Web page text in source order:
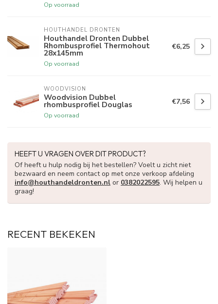
Op voorraad
HOUTHANDEL DRONTEN
Houthandel Dronten Dubbel
Rhombusprofiel Thermohout
28x145mm
Op voorraad
€6,25
WOODVISION
Woodvision Dubbel
rhombusprofiel Douglas
Op voorraad
€7,56
HEEFT U VRAGEN OVER DIT PRODUCT?
Of heeft u hulp nodig bij het bestellen? Voelt u zicht niet
bezwaard en neem contact op met onze verkoop afdeling
info@houthandeldronten.nl or 0382022595. Wij helpen u
graag!
RECENT BEKEKEN